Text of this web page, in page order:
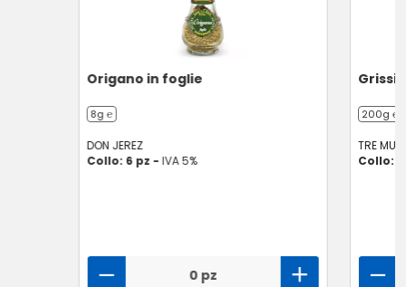
Origano in foglie
8g ℮
DON JEREZ
Collo: 6 pz - IVA 5%
0 pz
200g ℮
TRE
Collo: